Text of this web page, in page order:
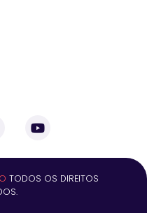
TODOS OS DIREITOS